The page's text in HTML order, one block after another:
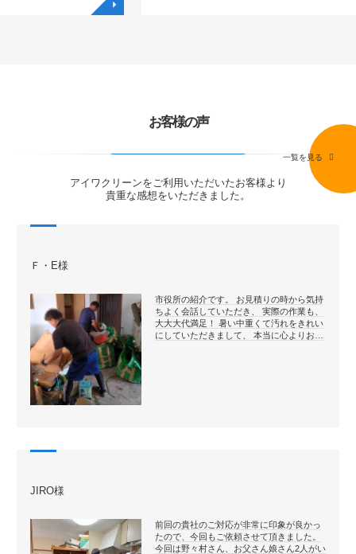
お客様の声
アイワクリーンをご利用いただいたお客様より
貴重な感想をいただきました。
一覧を見る
Ｆ・E様
市役所の紹介です。 お見積りの時から気持
ちよく会話していただき、 実際の作業も、
大大大代満足！ 暑い中重くて汚れをきれい
にしていただきまして、 本当に心よりお…
JIRO様
前回の貴社のご対応が非常に印象が良かっ
たので、今回もご依頼させて頂きました。
今回は野々村さん、お父さん娘さん2人がい